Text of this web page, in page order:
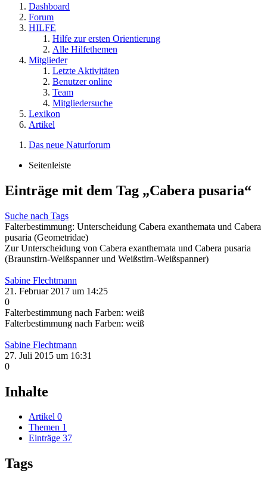
Dashboard
Forum
HILFE
Hilfe zur ersten Orientierung
Alle Hilfethemen
Mitglieder
Letzte Aktivitäten
Benutzer online
Team
Mitgliedersuche
Lexikon
Artikel
Das neue Naturforum
Seitenleiste
Einträge mit dem Tag „Cabera pusaria“
Suche nach Tags
Falterbestimmung: Unterscheidung Cabera exanthemata und Cabera
pusaria (Geometridae)
Zur Unterscheidung von Cabera exanthemata und Cabera pusaria
(Braunstirn-Weißspanner und Weißstirn-Weißspanner)
Sabine Flechtmann
21. Februar 2017 um 14:25
0
Falterbestimmung nach Farben: weiß
Falterbestimmung nach Farben: weiß
Sabine Flechtmann
27. Juli 2015 um 16:31
0
Inhalte
Artikel 0
Themen 1
Einträge 37
Tags